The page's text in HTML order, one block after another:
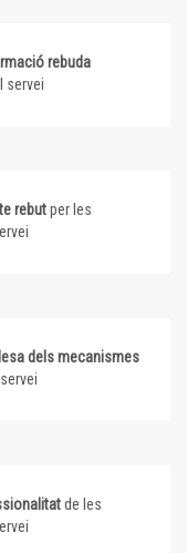
rebuda
servei
rebutper les
dels mecanismes
de les